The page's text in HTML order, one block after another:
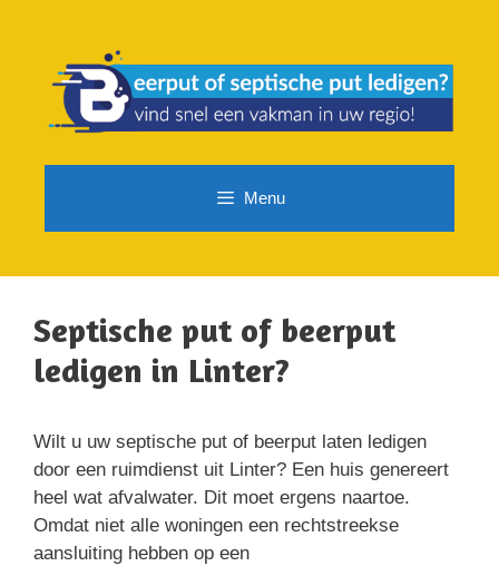
Menu
Septische put of beerput
ledigen in Linter?
Wilt u uw septische put of beerput laten ledigen
door een ruimdienst uit Linter? Een huis genereert
heel wat afvalwater. Dit moet ergens naartoe.
Omdat niet alle woningen een rechtstreekse
aansluiting hebben op een